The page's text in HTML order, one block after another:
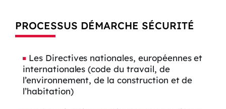
PROCESSUS DÉMARCHE SÉCURITÉ
Les Directives nationales, européennes et
internationales (code du travail, de
l’environnement, de la construction et de
l’habitation)